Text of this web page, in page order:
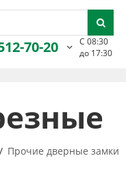
70-20
С 08:30
до 17:30
Прочие дверные замки